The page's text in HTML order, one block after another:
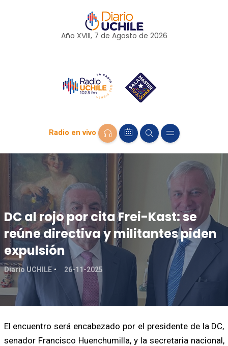
Año XVIII, 7 de Agosto de 2026
Radio en vivo
DC al rojo por cita Frei-Kast: se
reúne directiva y militantes piden
expulsión
Diario UCHILE 26-11-2025
El encuentro será encabezado por el presidente de la DC,
senador Francisco Huenchumilla, y la secretaria nacional,